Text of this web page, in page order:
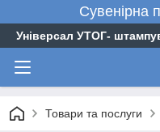
Сувенірна
Універсал УТОГ-
Товари та послуги